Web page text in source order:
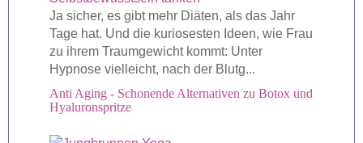
Ja sicher, es gibt mehr Diäten, als das Jahr
Tage hat. Und die kuriosesten Ideen, wie Frau
zu ihrem Traumgewicht kommt: Unter
Hypnose vielleicht, nach der Blutg...
Anti Aging - Schonende Alternativen zu Botox und
Hyaluronspritze